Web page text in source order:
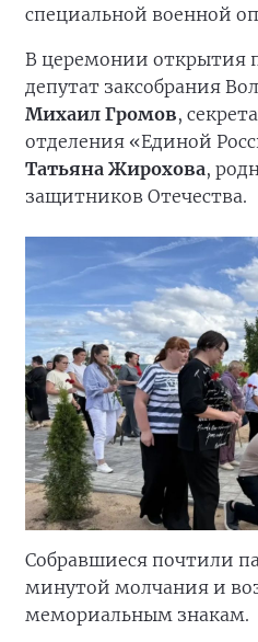
специальной военной
В церемонии открытия
депутат заксобрания
Михаил Громов,
отделения «Единой
Татьяна Жирохова,
защитников Отечества.
Собравшиеся почтили
минутой молчания и
мемориальным знакам.